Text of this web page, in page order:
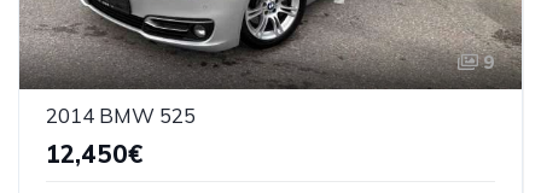
9
2014 BMW 525
12,450€